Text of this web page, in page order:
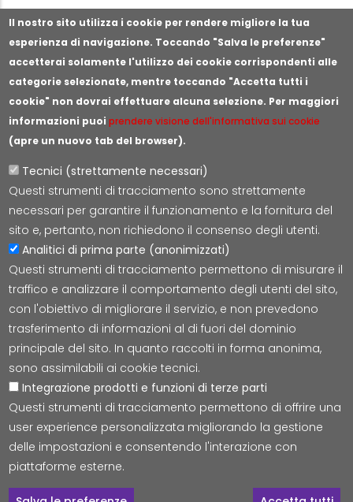
Il nostro sito utilizza i cookie per rendere migliore la tua
esperienza di navigazione. Toccando "Salva le preferenze"
accetterai solamente l'utilizzo dei cookie corrispondenti alle
categorie selezionate, mentre toccando "Accetta tutti i
cookie" non dovrai effettuare alcuna selezione. Per maggiori
informazioni puoiprendere visione dell'informativa sui cookie
(apre un nuovo tab del browser).
Tecnici (strettamente necessari)
Questi strumenti di tracciamento sono strettamente
necessari per garantire il funzionamento e la fornitura del
sito e, pertanto, non richiedono il consenso degli utenti.
Analitici di prima parte (anonimizzati)
Questi strumenti di tracciamento permettono di misurare il
traffico e analizzare il comportamento degli utenti del sito,
con l'obiettivo di migliorare il servizio, e non prevedono
trasferimento di informazioni al di fuori del dominio
principale del sito. In quanto raccolti in forma anonima,
sono assimilabili ai cookie tecnici.
Integrazione prodotti e funzioni di terze parti
Questi strumenti di tracciamento permettono di offrire una
user experience personalizzata migliorando la gestione
delle impostazioni e consentendo l'interazione con
piattaforme esterne.
Segnala illeciti o irregolarità
Lepida S.c.p.A.
Via della Liberazione 15, 40128 Bologna
segreteria@lepida.it
PEC:
segreteria@pec.lepida.it
Capitale Sociale i.v. ad oggi € 69.881.000,00
P.IVA/CF 02770891204
Accessibilità Cookie Privacy Social Media Mappa
© Tutti i diritti riservati Lepida S.c.p.A.